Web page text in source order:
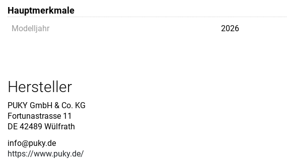
Hauptmerkmale
Modelljahr 2026
Hersteller
PUKY GmbH & Co. KG
Fortunastrasse 11
DE 42489 Wülfrath
info@puky.de
https://www.puky.de/